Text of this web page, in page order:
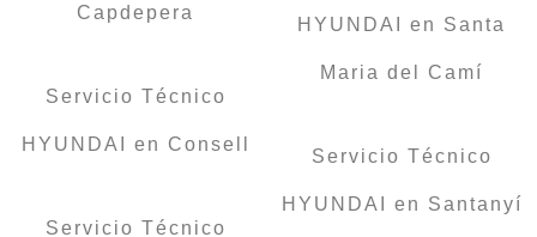
Capdepera
Servicio Técnico
HYUNDAI en Consell
Servicio Técnico
HYUNDAI en Santa
Maria del Camí
Servicio Técnico
HYUNDAI en Santanyí